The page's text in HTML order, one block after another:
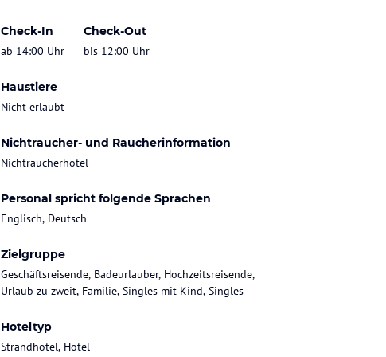
Check-In
ab 14:00 Uhr
Check-Out
bis 12:00 Uhr
Haustiere
Nicht erlaubt
Nichtraucher- und Raucherinformation
Nichtraucherhotel
Personal spricht folgende Sprachen
Englisch, Deutsch
Zielgruppe
Geschäftsreisende, Badeurlauber, Hochzeitsreisende,
Urlaub zu zweit, Familie, Singles mit Kind, Singles
Hoteltyp
Strandhotel, Hotel